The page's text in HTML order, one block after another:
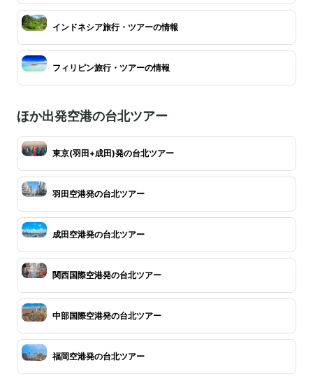
インドネシア旅行・ツアーの情報
フィリピン旅行・ツアーの情報
ほか出発空港の台北ツアー
東京(羽田+成田)発の台北ツアー
羽田空港発の台北ツアー
成田空港発の台北ツアー
関西国際空港発の台北ツアー
中部国際空港発の台北ツアー
福岡空港発の台北ツアー